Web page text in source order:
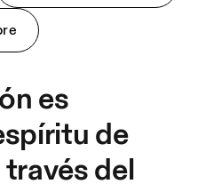
es
de
del